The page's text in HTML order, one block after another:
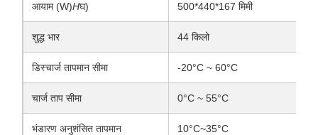
आयाम (W)Hघ) 500*440*167 मिमी
शुद्ध भार 44 किलो
डिस्चार्ज तापमान सीमा -20°C ~ 60°C
चार्ज ताप सीमा 0°C ~ 55°C
भंडारण अनुशंसित तापमान 10°C~35°C